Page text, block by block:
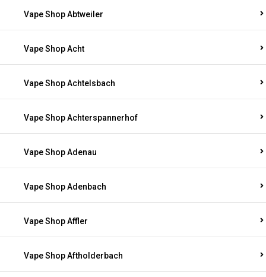
Vape Shop Abtweiler
Vape Shop Acht
Vape Shop Achtelsbach
Vape Shop Achterspannerhof
Vape Shop Adenau
Vape Shop Adenbach
Vape Shop Affler
Vape Shop Aftholderbach